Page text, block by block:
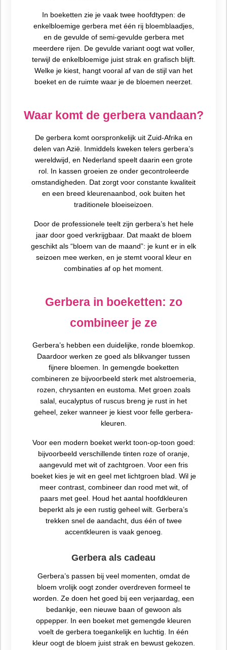
In boeketten zie je vaak twee hoofdtypen: de
enkelbloemige gerbera met één rij bloemblaadjes,
en de gevulde of semi-gevulde gerbera met
meerdere rijen. De gevulde variant oogt wat voller,
terwijl de enkelbloemige juist strak en grafisch blijft.
Welke je kiest, hangt vooral af van de stijl van het
boeket en de ruimte waar je de bloemen neerzet.
Waar komt de gerbera vandaan?
De gerbera komt oorspronkelijk uit Zuid-Afrika en
delen van Azië. Inmiddels kweken telers gerbera’s
wereldwijd, en Nederland speelt daarin een grote
rol. In kassen groeien ze onder gecontroleerde
omstandigheden. Dat zorgt voor constante kwaliteit
en een breed kleurenaanbod, ook buiten het
traditionele bloeiseizoen.
Door de professionele teelt zijn gerbera’s het hele
jaar door goed verkrijgbaar. Dat maakt de bloem
geschikt als “bloem van de maand”: je kunt er in elk
seizoen mee werken, en je stemt vooral kleur en
combinaties af op het moment.
Gerbera in boeketten: zo
combineer je ze
Gerbera’s hebben een duidelijke, ronde bloemkop.
Daardoor werken ze goed als blikvanger tussen
fijnere bloemen. In gemengde boeketten
combineren ze bijvoorbeeld sterk met alstroemeria,
rozen, chrysanten en eustoma. Met groen zoals
salal, eucalyptus of ruscus breng je rust in het
geheel, zeker wanneer je kiest voor felle gerbera-
kleuren.
Voor een modern boeket werkt toon-op-toon goed:
bijvoorbeeld verschillende tinten roze of oranje,
aangevuld met wit of zachtgroen. Voor een fris
boeket kies je wit en geel met lichtgroen blad. Wil je
meer contrast, combineer dan rood met wit, of
paars met geel. Houd het aantal hoofdkleuren
beperkt als je een rustig geheel wilt. Gerbera’s
trekken snel de aandacht, dus één of twee
accentkleuren is vaak genoeg.
Gerbera als cadeau
Gerbera’s passen bij veel momenten, omdat de
bloem vrolijk oogt zonder overdreven formeel te
worden. Ze doen het goed bij een verjaardag, een
bedankje, een nieuwe baan of gewoon als
oppepper. In een boeket met gemengde kleuren
voelt de gerbera toegankelijk en luchtig. In één
kleur oogt de bloem juist strak en bewust gekozen.